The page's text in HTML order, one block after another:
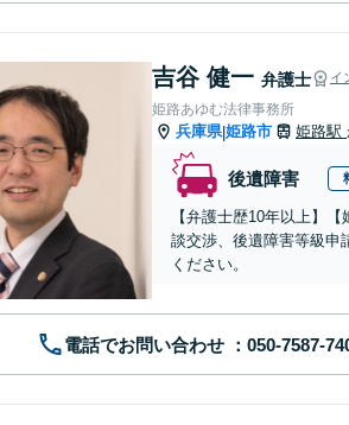
吉谷 健一 弁護士 イ
姫路あゆむ法律事務所
兵庫県|姫路市 姫路駅
後遺障害
【弁護士歴10年以上】
談交渉、後遺障害等級申
ください。
電話でお問い合わせ